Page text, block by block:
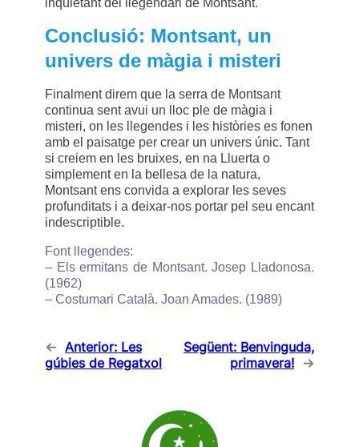
Conclusió: Montsant, un
univers de màgia i misteri
Finalment direm que la serra de Montsant
continua sent avui un lloc ple de màgia i
misteri, on les llegendes i les històries es fonen
amb el paisatge per crear un univers únic. Tant
si creiem en les bruixes, en na Lluerta o
simplement en la bellesa de la natura,
Montsant ens convida a explorar les seves
profunditats i a deixar-nos portar pel seu encant
indescriptible.
Font llegendes:
– Els ermitans de Montsant. Josep Lladonosa.
(1962)
– Costumari Català. Joan Amades. (1989)
← Anterior: Les
gúbies de Regatxol
Següent: Benvinguda,
primavera! →